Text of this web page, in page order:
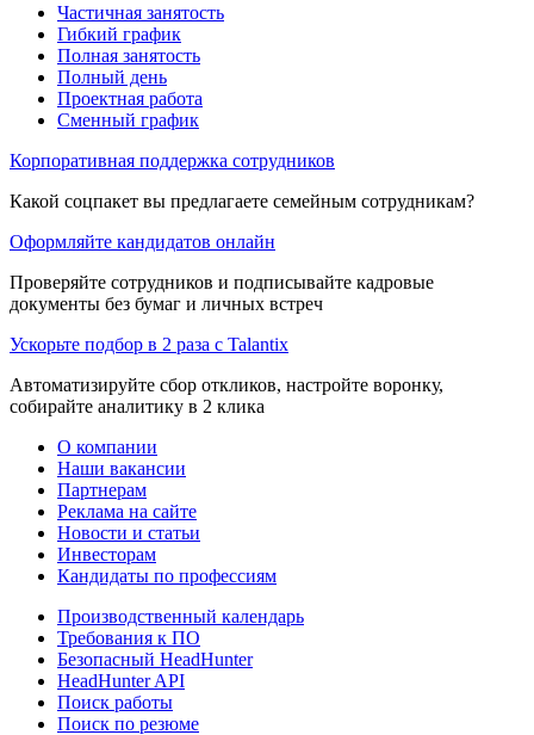
Частичная занятость
Гибкий график
Полная занятость
Полный день
Проектная работа
Сменный график
Корпоративная поддержка сотрудников
Какой соцпакет вы предлагаете семейным сотрудникам?
Оформляйте кандидатов онлайн
Проверяйте сотрудников и подписывайте кадровые
документы без бумаг и личных встреч
Ускорьте подбор в 2 раза с Talantix
Автоматизируйте сбор откликов, настройте воронку,
собирайте аналитику в 2 клика
О компании
Наши вакансии
Партнерам
Реклама на сайте
Новости и статьи
Инвесторам
Кандидаты по профессиям
Производственный календарь
Требования к ПО
Безопасный HeadHunter
HeadHunter API
Поиск работы
Поиск по резюме